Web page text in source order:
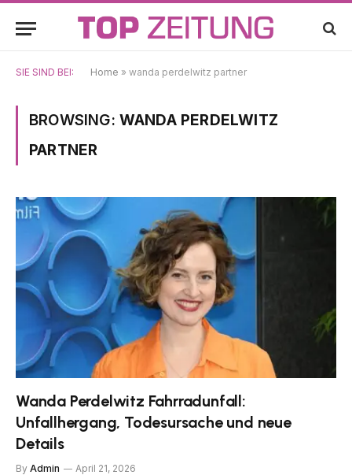
SIE SIND BEI: Home » wanda perdelwitz partner
BROWSING: WANDA PERDELWITZ
PARTNER
Wanda Perdelwitz Fahrradunfall:
Unfallhergang, Todesursache und neue
Details
By Admin April 21, 2026